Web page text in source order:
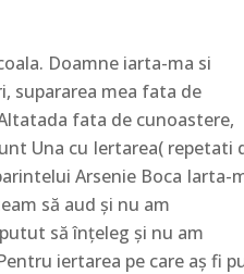
Doamne iarta-ma si
supararea mea fata de
fata de cunoastere,
Una cu Iertarea( repetati
Arsenie Boca Iarta-
să aud şi nu am
să înţeleg şi nu am
iertarea pe care aş fi